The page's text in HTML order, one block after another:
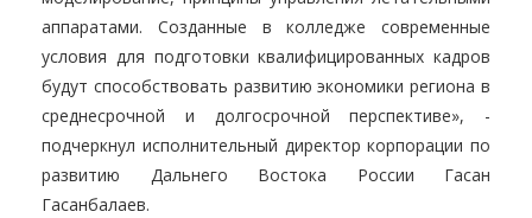
аппаратами. Созданные в колледже современные
условия для подготовки квалифицированных кадров
будут способствовать развитию экономики региона в
среднесрочной и долгосрочной перспективе», -
подчеркнул исполнительный директор корпорации по
развитию Дальнего Востока России Гасан
Гасанбалаев.